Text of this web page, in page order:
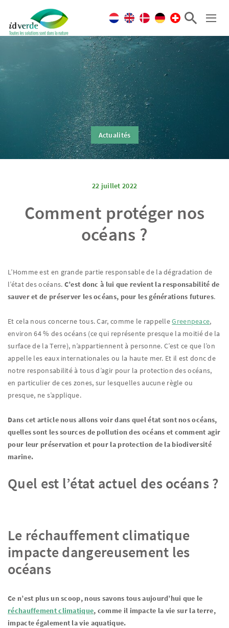
Actualités
22 juillet 2022
Comment protéger nos
océans ?
L’Homme est en grande partie responsable de la dégradation de
l’état des océans. C’est donc à lui que revient la responsabilité de
sauver et de préserver les océans, pour les générations futures.
Et cela nous concerne tous. Car, comme le rappelleGreenpeace,
environ 64 % des océans (ce qui représente presque la moitié de la
surface de la Terre), n’appartiennent à personne. C’est ce que l’on
appelle les eaux internationales ou la haute mer. Et il est donc de
notre responsabilité à tous d’agir pour la protection des océans,
en particulier de ces zones, sur lesquelles aucune règle ou
presque, ne s’applique.
Dans cet article nous allons voir dans quel état sont nos océans,
quelles sont les sources de pollution des océans et comment agir
pour leur préservation et pour la protection de la biodiversité
marine.
Quel est l’état actuel des océans ?
Le réchauffement climatique
impacte dangereusement les
océans
Ce n’est plus un scoop, nous savons tous aujourd’hui que le
réchauffement climatique, comme il impacte la vie sur la terre,
impacte également la vie aquatique.